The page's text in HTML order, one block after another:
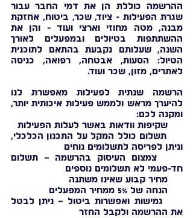
ההרשמה כוללת הן את דמי החבר עבור
שגרת הפעילות - ציוד, שכר, ביטוח, אחזקת
מבנה, מטה מחוזי וארצי ועוד - והן את
ההשתתפות בטיולים ובמפעלים לאורך
השנה, שעלותם נקבעת בהתאם לתוכנית
הטיול: הסעות, אבטחה, רפואה, כניסה
לאתרים, מזון, שכר ועוד.
הרשמה שנתית לפעילות מאפשרת לנו
להיערך מראש ולממש פעילות איכותית יותר,
ומקנה לכם:
שקיפות וודאות באשר לעלות הפעילות
תשלום כולל המקל על התכנון הכלכלי,
וניתן לפריסה לתשלומים נוחים
צמצום העיסוק בהרשמה – תשלום
חד-פעמי לא תשלומים נוספים
מחיר קבוע שאינו משתנה
הנחה של 5% ממחיר המפעלים
גמישות ואפשרות ביטול – ניתן לבטל
את ההרשמה ולקבל החזר